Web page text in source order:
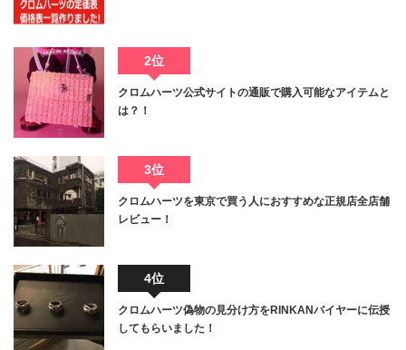
2位
クロムハーツ公式サイトの通販で購入可能なアイテムと
は？！
3位
クロムハーツを東京で買う人におすすめな正規店全店舗
レビュー！
4位
クロムハーツ偽物の見分け方をRINKANバイヤーに伝授
してもらいました！